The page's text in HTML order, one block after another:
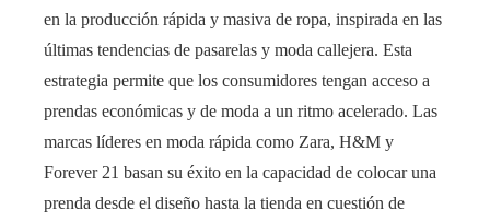
en la producción rápida y masiva de ropa, inspirada en las
últimas tendencias de pasarelas y moda callejera. Esta
estrategia permite que los consumidores tengan acceso a
prendas económicas y de moda a un ritmo acelerado. Las
marcas líderes en moda rápida como Zara, H&M y
Forever 21 basan su éxito en la capacidad de colocar una
prenda desde el diseño hasta la tienda en cuestión de